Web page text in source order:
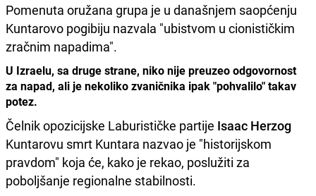
Pomenuta oružana grupa je u današnjem saopćenju
Kuntarovo pogibiju nazvala "ubistvom u cionističkim
zračnim napadima".
U Izraelu, sa druge strane, niko nije preuzeo odgovornost
za napad, ali je nekoliko zvaničnika ipak "pohvalilo" takav
potez.
Čelnik opozicijske Laburističke partije Isaac Herzog
Kuntarovu smrt Kuntara nazvao je "historijskom
pravdom" koja će, kako je rekao, poslužiti za
poboljšanje regionalne stabilnosti.